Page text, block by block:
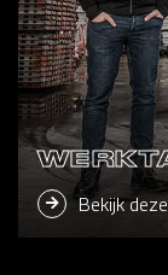
Bekijk